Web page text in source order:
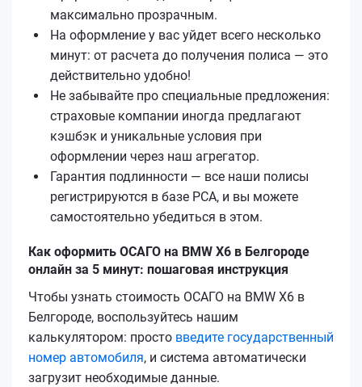
максимально прозрачным.
На оформление у вас уйдет всего несколько
минут: от расчета до получения полиса — это
действительно удобно!
Не забывайте про специальные предложения:
страховые компании иногда предлагают
кэшбэк и уникальные условия при
оформлении через наш агрегатор.
Гарантия подлинности — все наши полисы
регистрируются в базе РСА, и вы можете
самостоятельно убедиться в этом.
Как оформить ОСАГО на BMW X6 в Белгороде
онлайн за 5 минут: пошаговая инструкция
Чтобы узнать стоимость ОСАГО на BMW X6 в
Белгороде, воспользуйтесь нашим
калькулятором: просто введите государственный
номер автомобиля, и система автоматически
загрузит необходимые данные.